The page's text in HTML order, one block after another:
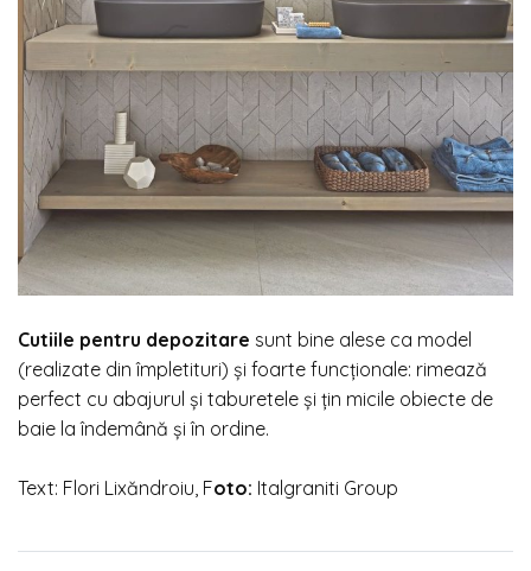
Cutiile pentru depozitare sunt bine alese ca model
(realizate din împletituri) și foarte funcționale: rimează
perfect cu abajurul și taburetele și țin micile obiecte de
baie la îndemână și în ordine.
Text: Flori Lixăndroiu, Foto: Italgraniti Group